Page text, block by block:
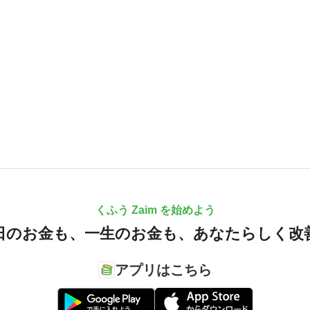
くふう Zaim を始めよう
のお金も、 一生のお金も、 あなたらしく改
アプリはこちら